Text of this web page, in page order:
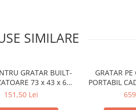
SIMILARE
GRATAR BUILT-
73 x 43 x 62
982231-100
151,50 Lei
GRATAR
PORTABIL